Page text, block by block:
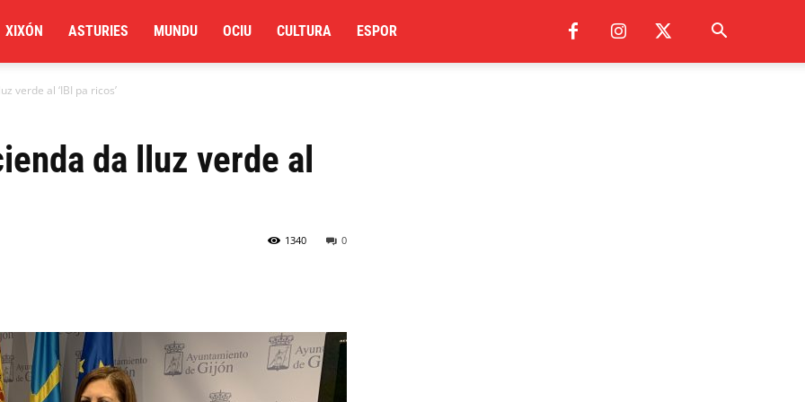
XIXÓN ASTURIES MUNDU OCIU CULTURA ESPOR
verde al ‘IBI pa ricos’
da lluz verde al
0
1340